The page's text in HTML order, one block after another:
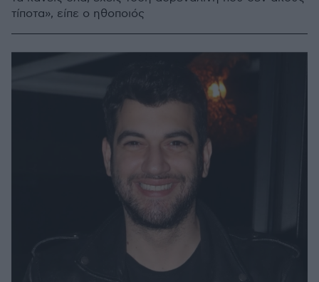
τίποτα», είπε ο ηθοποιός